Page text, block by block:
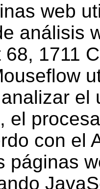
web
análisis
1711
el
el
con el
páginas